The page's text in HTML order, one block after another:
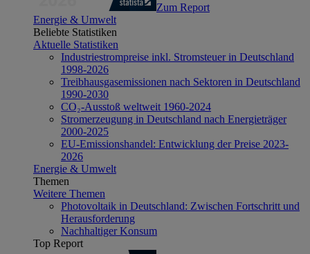
Zum Report
Energie & Umwelt
Beliebte Statistiken
Aktuelle Statistiken
Industriestrompreise inkl. Stromsteuer in Deutschland
1998-2026
Treibhausgasemissionen nach Sektoren in Deutschland
1990-2030
CO₂-Ausstoß weltweit 1960-2024
Stromerzeugung in Deutschland nach Energieträger
2000-2025
EU-Emissionshandel: Entwicklung der Preise 2023-
2026
Energie & Umwelt
Themen
Weitere Themen
Photovoltaik in Deutschland: Zwischen Fortschritt und
Herausforderung
Nachhaltiger Konsum
Top Report